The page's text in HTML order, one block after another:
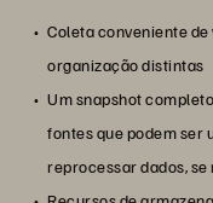
Coleta conveniente
organização distintas
Um snapshot
fontes que podem ser
reprocessar dados,